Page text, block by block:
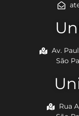
Av.
São
Rua